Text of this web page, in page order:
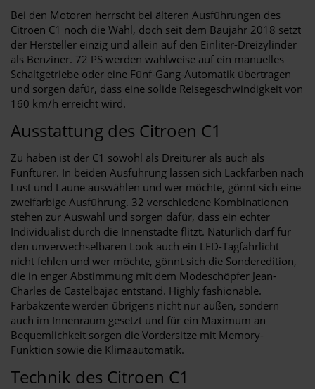
Bei den Motoren herrscht bei älteren Ausführungen des
Citroen C1 noch die Wahl, doch seit dem Baujahr 2018 setzt
der Hersteller einzig und allein auf den Einliter-Dreizylinder
als Benziner. 72 PS werden wahlweise auf ein manuelles
Schaltgetriebe oder eine Fünf-Gang-Automatik übertragen
und sorgen dafür, dass eine solide Reisegeschwindigkeit von
160 km/h erreicht wird.
Ausstattung des Citroen C1
Zu haben ist der C1 sowohl als Dreitürer als auch als
Fünftürer. In beiden Ausführung lassen sich Lackfarben nach
Lust und Laune auswählen und wer möchte, gönnt sich eine
zweifarbige Ausführung. 32 verschiedene Kombinationen
stehen zur Auswahl und sorgen dafür, dass ein echter
Individualist durch die Innenstädte flitzt. Natürlich darf für
den unverwechselbaren Look auch ein LED-Tagfahrlicht
nicht fehlen und wer möchte, gönnt sich die Sonderedition,
die in enger Abstimmung mit dem Modeschöpfer Jean-
Charles de Castelbajac entstand. Highly fashionable.
Farbakzente werden übrigens nicht nur außen, sondern
auch im Innenraum gesetzt und für ein Maximum an
Bequemlichkeit sorgen die Vordersitze mit Memory-
Funktion sowie die Klimaautomatik.
Technik des Citroen C1